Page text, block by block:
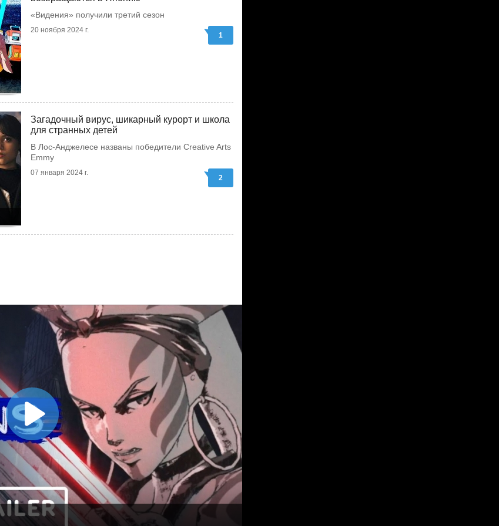
«Видения» получили третий сезон
20 ноября 2024 г.
1
Загадочный вирус, шикарный курорт и школа
для странных детей
В Лос-Анджелесе названы победители Creative Arts
Emmy
07 января 2024 г.
2